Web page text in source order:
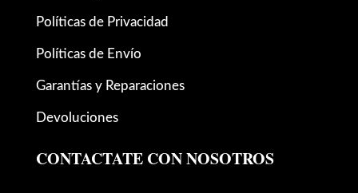
Políticas de Privacidad
Políticas de Envío
Garantías y Reparaciones
Devoluciones
CONTACTATE CON NOSOTROS